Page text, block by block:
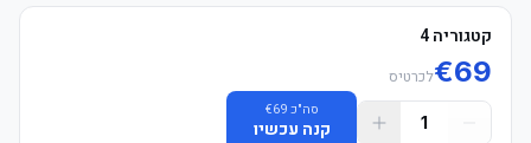
קטגוריה 4
€69 לכרטיס
1
סה"כ €69
קנה עכשיו